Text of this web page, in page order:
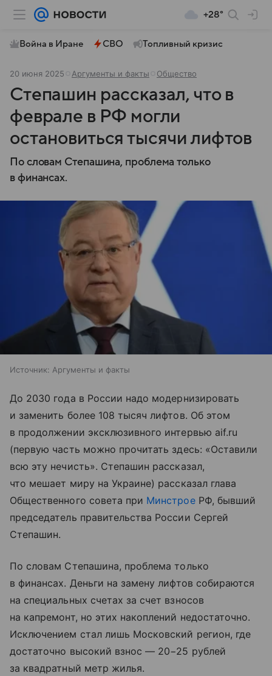
+28°
Война в Иране СВО Топливный кризис
20 июня 2025 Аргументы и факты Общество
Степашин рассказал, что в
феврале в РФ могли
остановиться тысячи лифтов
По словам Степашина, проблема только
в финансах.
Источник: Аргументы и факты
До 2030 года в России надо модернизировать
и заменить более 108 тысяч лифтов. Об этом
в продолжении эксклюзивного интервью aif.ru
(первую часть можно прочитать здесь: «Оставили
всю эту нечисть». Степашин рассказал,
что мешает миру на Украине) рассказал глава
Общественного совета при МинстроеРФ, бывший
председатель правительства России Сергей
Степашин.
По словам Степашина, проблема только
в финансах. Деньги на замену лифтов собираются
на специальных счетах за счет взносов
на капремонт, но этих накоплений недостаточно.
Исключением стал лишь Московский регион, где
достаточно высокий взнос — 20−25 рублей
за квадратный метр жилья.